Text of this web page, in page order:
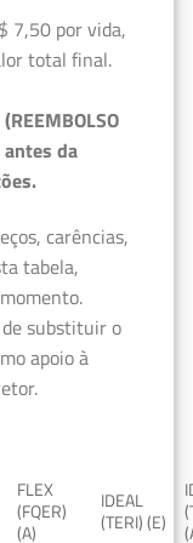
7,50 por vida,
total final.
(REEMBOLSO
antes da
carências,
tabela,
substituir o
apoio à
FLEX
(FQER)
(A)
IDEAL
(TERI) (E)